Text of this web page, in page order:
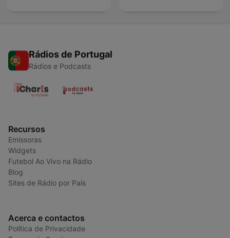
Rádios de Portugal
Rádios e Podcasts
Recursos
Emissoras
Widgets
Futebol Ao Vivo na Rádio
Blog
Sites de Rádio por País
Acerca e contactos
Política de Privacidade